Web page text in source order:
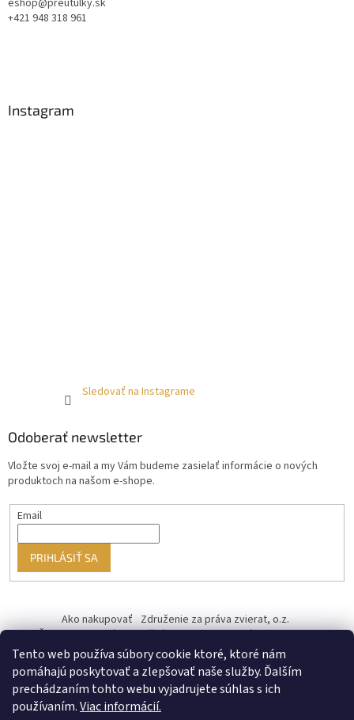
Tento web používa súbory cookie ktoré, ktoré nám
pomáhajú poskytovať a zlepšovať naše služby. Ďalším
prechádzaním tohto webu vyjadrujete súhlas s ich
používaním.Viac informácií.
eshop@preutulky.sk
+421 948 318 961
Instagram
Sledovať na Instagrame
Odoberať newsletter
Vložte svoj e-mail a my Vám budeme zasielať informácie o nových
produktoch na našom e-shope.
Email
PRIHLÁSIŤ SA
Ako nakupovať Združenie za práva zvierat, o.z.
Československý kastračný program Informácie o cookies
od ♥ vybudoval Filip Minár